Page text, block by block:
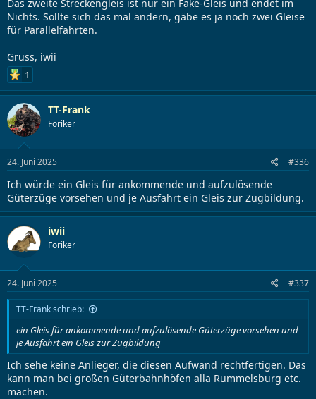
Das zweite Streckengleis ist nur ein Fake-Gleis und endet im
Nichts. Sollte sich das mal ändern, gäbe es ja noch zwei Gleise
für Parallelfahrten.
Gruss, iwii
1
TT-Frank
Foriker
24. Juni 2025 #336
Ich würde ein Gleis für ankommende und aufzulösende
Güterzüge vorsehen und je Ausfahrt ein Gleis zur Zugbildung.
iwii
Foriker
24. Juni 2025 #337
TT-Frank schrieb:
ein Gleis für ankommende und aufzulösende Güterzüge vorsehen und
je Ausfahrt ein Gleis zur Zugbildung
Ich sehe keine Anlieger, die diesen Aufwand rechtfertigen. Das
kann man bei großen Güterbahnhöfen alla Rummelsburg etc.
machen.